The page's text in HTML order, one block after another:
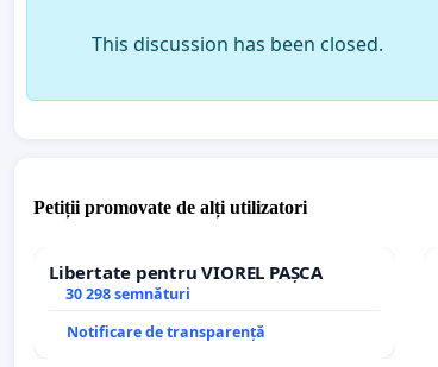
This discussion has been closed.
Petiții promovate de alți utilizatori
Libertate pentru VIOREL PAȘCA
30 298 semnături
Notificare de transparență